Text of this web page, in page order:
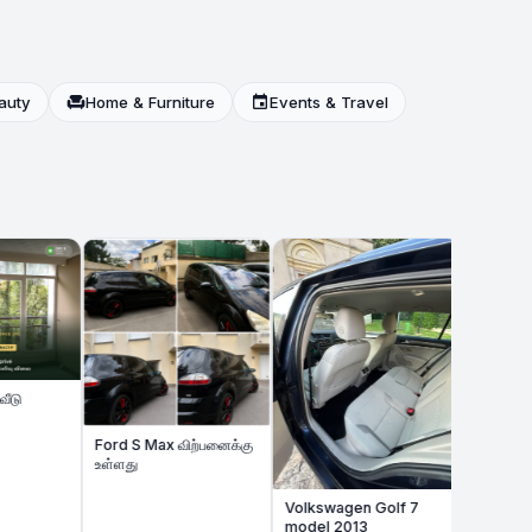
chairHome & Furniture eventEvents & Travel
Ford S Max விற்பனைக்கு
Volkswagen Golf 7
model 2013
France இல் எல்லா
க்கும் தமிழ்
உதவி – Île-de-
முழுவதும்